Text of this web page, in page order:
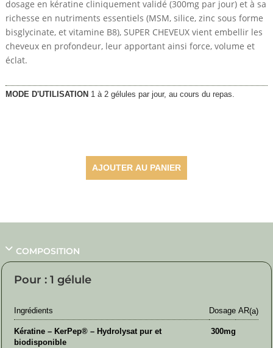
dosage en kératine cliniquement validé (300mg par jour) et à sa
richesse en nutriments essentiels (MSM, silice, zinc sous forme
bisglycinate, et vitamine B8), SUPER CHEVEUX vient embellir les
cheveux en profondeur, leur apportant ainsi force, volume et
éclat.
MODE D'UTILISATION 1 à 2 gélules par jour, au cours du repas.
AJOUTER AU PANIER
COMPOSITION
Pour : 1 gélule
Ingrédients Dosage AR(a)
Kératine – KerPep® – Hydrolysat pur et
biodisponible
300mg